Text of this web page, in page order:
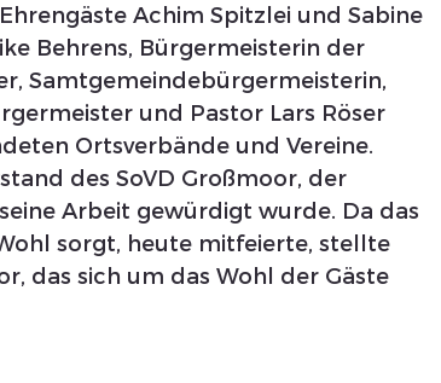
Achim Spitzlei und Sabine
Behrens, Bürgermeisterin der
Samtgemeindebürgermeisterin,
und Pastor Lars Röser
Ortsverbände und Vereine.
des SoVD Großmoor, der
Arbeit gewürdigt wurde. Da das
sorgt, heute mitfeierte, stellte
das sich um das Wohl der Gäste